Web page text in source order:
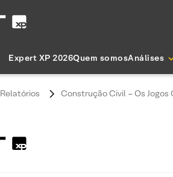
Expert XP 2026Quem somosAnálises
Relatórios Construção Civil – Os